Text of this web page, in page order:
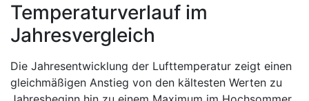
Temperaturverlauf im
Jahresvergleich
Die Jahresentwicklung der Lufttemperatur zeigt einen
gleichmäßigen Anstieg von den kältesten Werten zu